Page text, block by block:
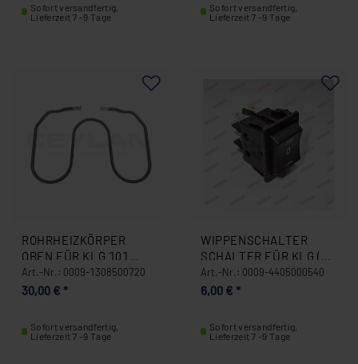
Sofort versandfertig,
Lieferzeit 7 -9 Tage
Sofort versandfertig,
Lieferzeit 7 -9 Tage
ROHRHEIZKÖRPER
OBEN FÜR KLG 101
0009-1308500720
Art.-Nr.: 0009-1308500720
30,00 € *
Sofort versandfertig,
Lieferzeit 7 -9 Tage
WIPPENSCHALTER
SCHALTER FÜR KLG (6
PIN 6) 0009-
4405000540
Art.-Nr.: 0009-4405000540
6,00 € *
Sofort versandfertig,
Lieferzeit 7 -9 Tage